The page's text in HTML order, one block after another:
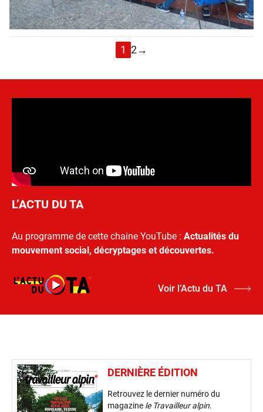
1 2→
L’ACTU DU TA
Au programme de cette chaine YouTube : Actualités du
mouvement social, décryptages et découvertes.
Voir l’Actu du TA
DERNIÈRE ÉDITION
Retrouvez le dernier numéro du
magazine le Travailleur alpin.